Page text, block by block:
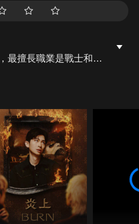
最擅長職業是戰士和牧
， 趁此良機，莫再猶
跟著教主一起前進!